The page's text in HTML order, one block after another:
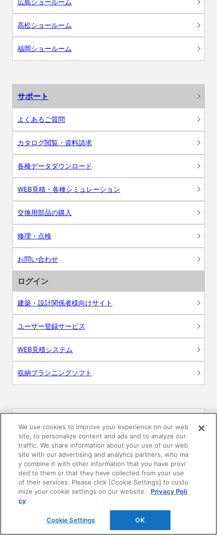
広島ショールーム
高松ショールーム
福岡ショールーム
サポート
よくあるご質問
カタログ閲覧・資料請求
各種データダウンロード
WEB見積・各種シミュレーション
交換用部品の購入
修理・点検
お問い合わせ
ログイン
建築・設計関係者様向けサイト
ユーザー登録サービス
WEB見積システム
収納プランニングソフト
CAD
BIM用テクスチャー
図面（PDF）
We use cookies to improve your experience on our web
site, to personalize content and ads and to analyze our
traffic. We share information about your use of our web
site with our advertising and analytics partners, who ma
y combine it with other information that you have provi
ded to them or that they have collected from your use
of their services. Please click [Cookie Settings] to custo
mize your cookie settings on our website.
Privacy Poli
cy
Cookie Settings OK